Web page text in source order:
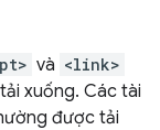
và <link>
xuống. Các tài
được tải